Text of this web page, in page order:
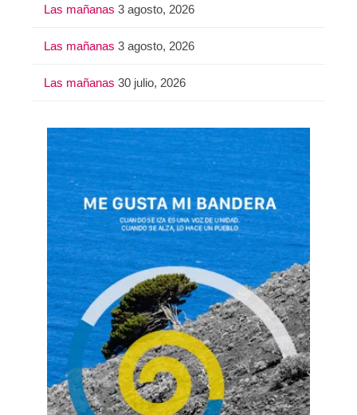
Las mañanas 3 agosto, 2026
Las mañanas 3 agosto, 2026
Las mañanas 30 julio, 2026